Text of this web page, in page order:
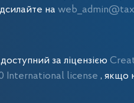
на
за ліцензією
International license , якщо